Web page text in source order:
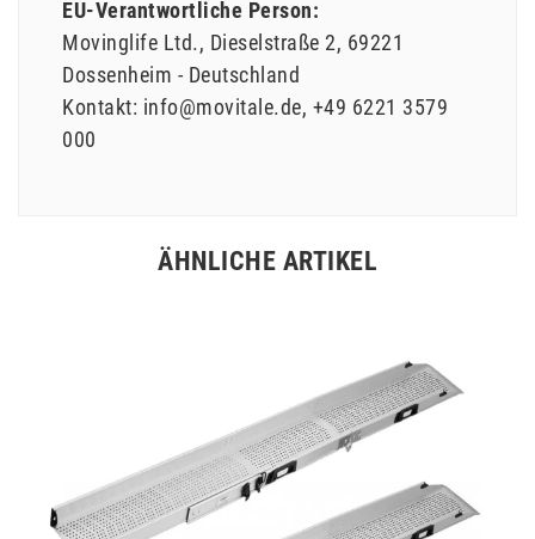
EU-Verantwortliche Person:
Movinglife Ltd. Dieselstraße 2 69221
Dossenheim
Deutschland
Kontakt: info@movitale.de +49 6221 3579
000
ÄHNLICHE ARTIKEL